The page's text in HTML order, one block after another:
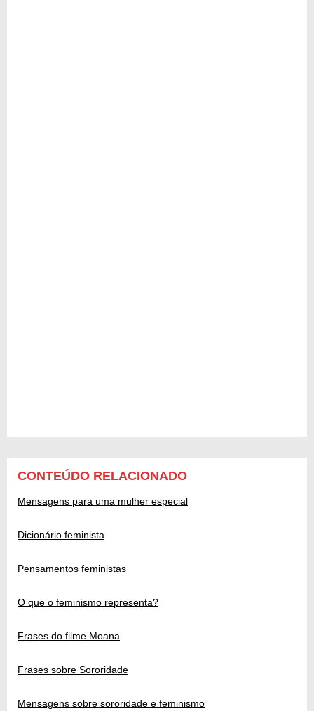
CONTEÚDO RELACIONADO
Mensagens para uma mulher especial
Dicionário feminista
Pensamentos feministas
O que o feminismo representa?
Frases do filme Moana
Frases sobre Sororidade
Mensagens sobre sororidade e feminismo